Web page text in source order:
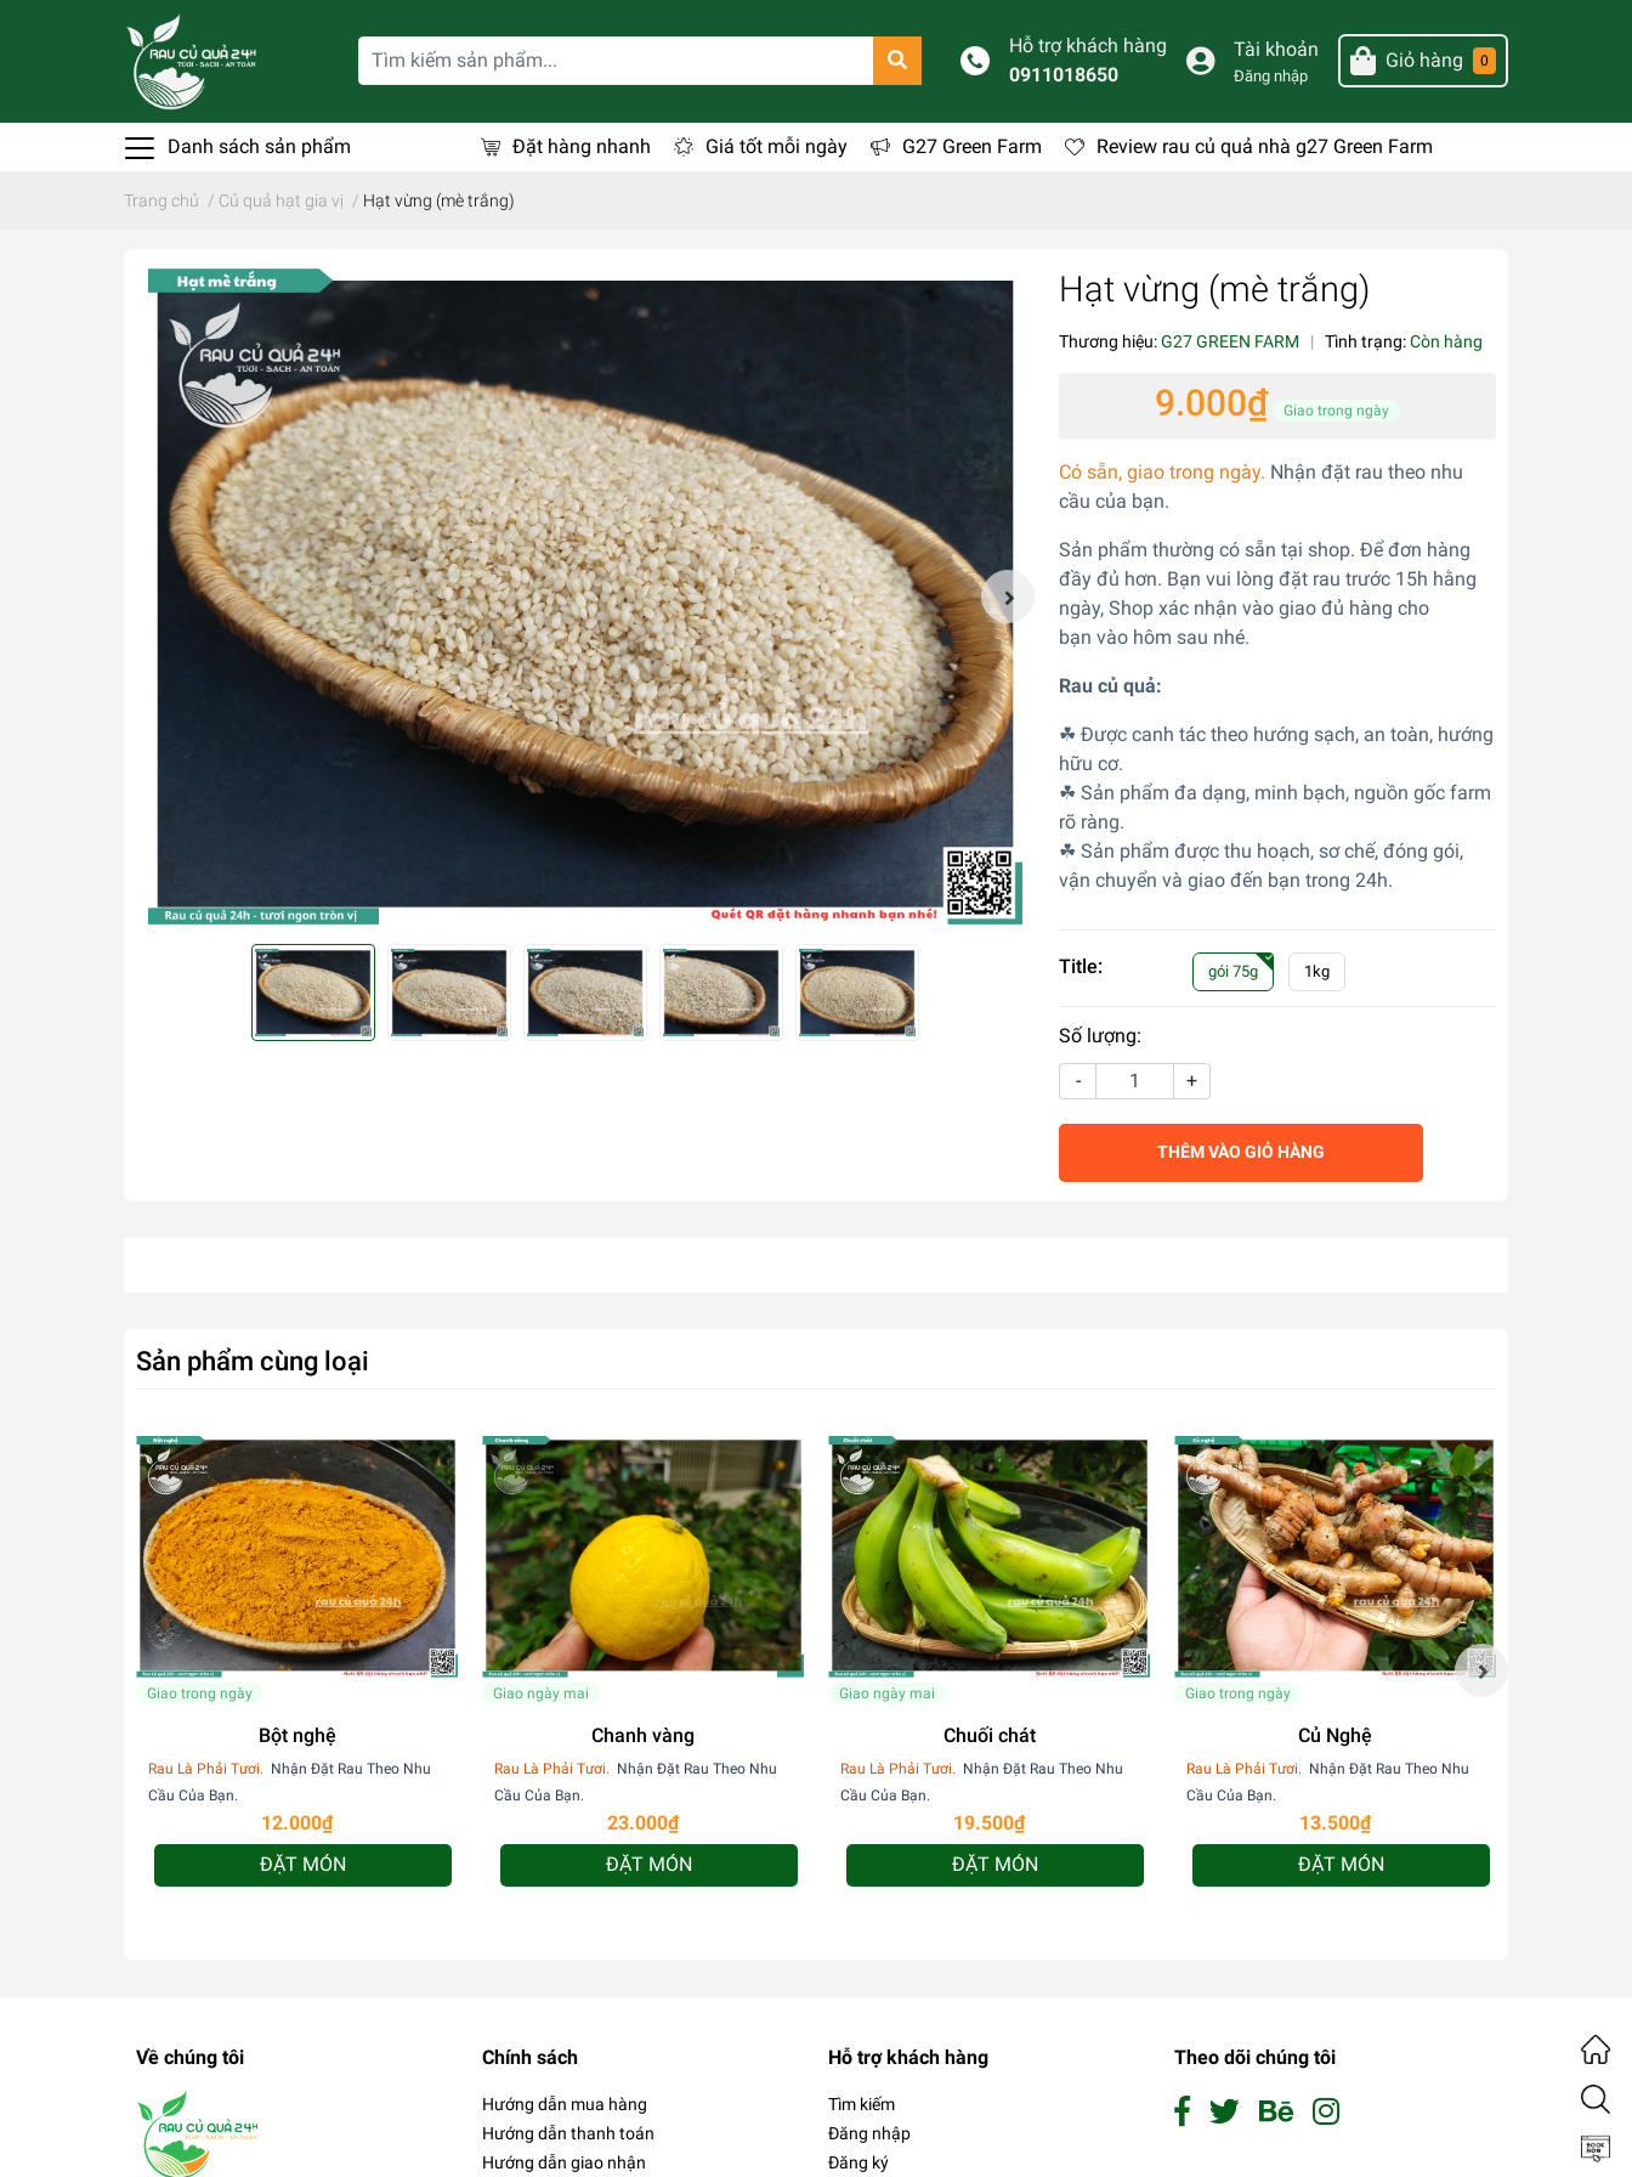
Hỗ trợ khách hàng
0911018650
Tài khoản
Đăng nhập
Giỏ hàng 0
Danh sách sản phẩm Đặt hàng nhanh Giá tốt mỗi ngày G27 Green Farm Review rau củ quả nhà g27 Green Farm
Trang chủ / Củ quả hạt gia vị / Hạt vừng (mè trắng)
Hạt vừng (mè trắng)
Thương hiệu:G27 GREEN FARM | Tình trạng:Còn hàng
9.000₫ Giao trong ngày
Có sẵn, giao trong ngày. Nhận đặt rau theo nhu
cầu của bạn.
Sản phẩm thường có sẵn tại shop. Để đơn hàng
đầy đủ hơn. Bạn vui lòng đặt rau trước 15h hằng
ngày, Shop xác nhận vào giao đủ hàng cho
bạn vào hôm sau nhé.
Rau củ quả:
☘ Được canh tác theo hướng sạch, an toàn, hướng
hữu cơ.
☘ Sản phẩm đa dạng, minh bạch, nguồn gốc farm
rõ ràng.
☘ Sản phẩm được thu hoạch, sơ chế, đóng gói,
vận chuyển và giao đến bạn trong 24h.
Title: gói 75g 1kg
Số lượng:
-
+
THÊM VÀO GIỎ HÀNG
Sản phẩm cùng loại
Giao trong ngày
Bột nghệ
Rau Là Phải Tươi. Nhận Đặt Rau Theo Nhu
Cầu Của Bạn.
12.000₫
ĐẶT MÓN
Giao ngày mai
Chanh vàng
Rau Là Phải Tươi. Nhận Đặt Rau Theo Nhu
Cầu Của Bạn.
23.000₫
ĐẶT MÓN
Giao ngày mai
Chuối chát
Rau Là Phải Tươi. Nhận Đặt Rau Theo Nhu
Cầu Của Bạn.
19.500₫
ĐẶT MÓN
Giao trong ngày
Củ Nghệ
Rau Là Phải Tươi. Nhận Đặt Rau Theo Nhu
Cầu Của Bạn.
13.500₫
ĐẶT MÓN
Về chúng tôi Chính sách
Hướng dẫn mua hàng
Hướng dẫn thanh toán
Hướng dẫn giao nhận
Hỗ trợ khách hàng
Tìm kiếm
Đăng nhập
Đăng ký
Theo dõi chúng tôi